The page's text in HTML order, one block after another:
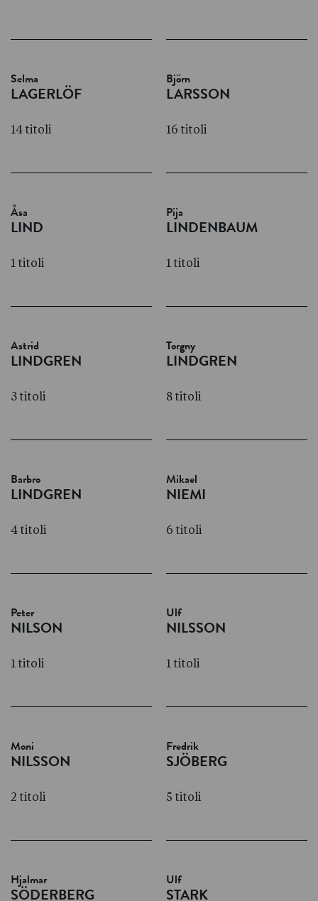
Selma
LAGERLÖF
14 titoli
Björn
LARSSON
16 titoli
Åsa
LIND
1 titoli
Pija
LINDENBAUM
1 titoli
Astrid
LINDGREN
3 titoli
Torgny
LINDGREN
8 titoli
Barbro
LINDGREN
4 titoli
Mikael
NIEMI
6 titoli
Peter
NILSON
1 titoli
Ulf
NILSSON
1 titoli
Moni
NILSSON
2 titoli
Fredrik
SJÖBERG
5 titoli
Hjalmar
SÖDERBERG
Ulf
STARK